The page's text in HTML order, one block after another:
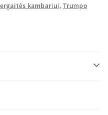
kambariui, Trumpo